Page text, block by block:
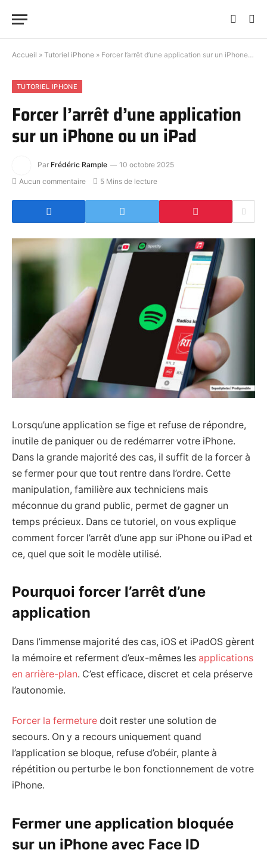
Accueil » Tutoriel iPhone » Forcer l’arrêt d’une application sur un iPhone ou un iPad
TUTORIEL IPHONE
Forcer l’arrêt d’une application
sur un iPhone ou un iPad
Par Frédéric Rample
10 octobre 2025
Aucun commentaire
5 Mins de lecture
Lorsqu’une application se fige et refuse de répondre,
inutile de paniquer ou de redémarrer votre iPhone.
Dans la grande majorité des cas, il suffit de la forcer à
se fermer pour que tout rentre dans l’ordre. Cette
manipulation, familière aux techniciens mais
méconnue du grand public, permet de gagner un
temps précieux. Dans ce tutoriel, on vous explique
comment forcer l’arrêt d’une app sur iPhone ou iPad et
ce, quel que soit le modèle utilisé.
Pourquoi forcer l’arrêt d’une
application
Dans l’immense majorité des cas, iOS et iPadOS gèrent
la mémoire et referment d’eux-mêmes les applications
en arrière-plan. C’est efficace, discret et cela préserve
l’autonomie.
Forcer la fermeture doit rester une solution de
secours. On y a recours uniquement quand
l’application se bloque, refuse d’obéir, plante à
répétition ou perturbe le bon fonctionnement de votre
iPhone.
Fermer une application bloquée
sur un iPhone avec Face ID